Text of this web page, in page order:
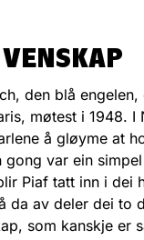
den blå engelen,
møtest i 1948. I
å gløyme at
gong var ein
Piaf tatt inn i dei
da av deler dei to
som kanskje er